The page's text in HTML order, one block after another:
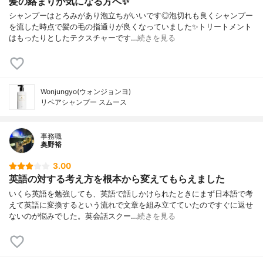
シャンプーはとろみがあり泡立ちがいいです◎泡切れも良くシャンプー
を流した時点で髪の毛の指通りが良くなっていました✨トリートメント
はもったりとしたテクスチャーです…続きを見る
Wonjungyo(ウォンジョンヨ)
リペアシャンプー スムース
事務職
奥野裕
3.00
英語の対する考え方を根本から変えてもらえました
いくら英語を勉強しても、英語で話しかけられたときにまず日本語で考
えて英語に変換するという流れで文章を組み立てていたのですぐに返せ
ないのが悩みでした。英会話スクー…続きを見る